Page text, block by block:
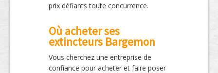
prix défiants toute concurrence.
Où acheter ses
extincteurs Bargemon
Vous cherchez une entreprise de
confiance pour acheter et faire poser